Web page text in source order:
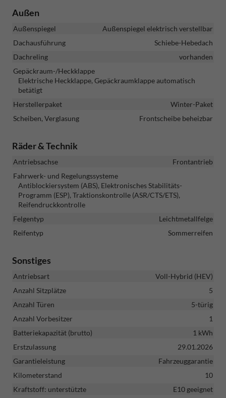
Außen
Außenspiegel
Außenspiegel elektrisch verstellbar
Dachausführung
Schiebe-Hebedach
Dachreling
vorhanden
Gepäckraum-/Heckklappe
Elektrische Heckklappe, Gepäckraumklappe automatisch
betätigt
Herstellerpaket
Winter-Paket
Scheiben, Verglasung
Frontscheibe beheizbar
Räder & Technik
Antriebsachse
Frontantrieb
Fahrwerk- und Regelungssysteme
Antiblockiersystem (ABS), Elektronisches Stabilitäts-
Programm (ESP), Traktionskontrolle (ASR/CTS/ETS),
Reifendruckkontrolle
Felgentyp
Leichtmetallfelge
Reifentyp
Sommerreifen
Sonstiges
Antriebsart
Voll-Hybrid (HEV)
Anzahl Sitzplätze
5
Anzahl Türen
5-türig
Anzahl Vorbesitzer
1
Batteriekapazität (brutto)
1 kWh
Erstzulassung
29.01.2026
Garantieleistung
Fahrzeuggarantie
Kilometerstand
10
Kraftstoff: unterstützte
E10 geeignet